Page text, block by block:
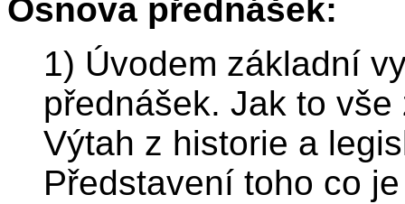
Osnova přednášek:
1) Úvodem základní
přednášek. Jak to
Výtah z historie a
Představení toho co